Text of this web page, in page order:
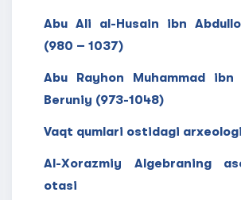
Abu Ali al-Husain ibn
(980 – 1037)
Abu Rayhon Muhammad ibn
Beruniy (973-1048)
Vaqt qumlari ostidagi
Al-Xorazmiy Algebraning
otasi